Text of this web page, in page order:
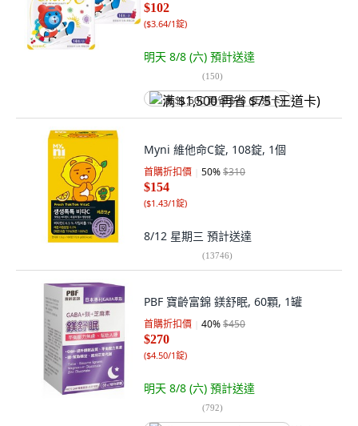
$102
($3.64/1錠)
明天 8/8 (六) 預計送達
(150)
满 $1,500 再省 $75 (王道卡)
Myni 維他命C錠, 108錠, 1個
首購折扣價 50%$310
$154
($1.43/1錠)
8/12 星期三 預計送達
(13746)
PBF 寶齡富錦 鎂舒眠, 60顆, 1罐
首購折扣價 40%$450
$270
($4.50/1錠)
明天 8/8 (六) 預計送達
(792)